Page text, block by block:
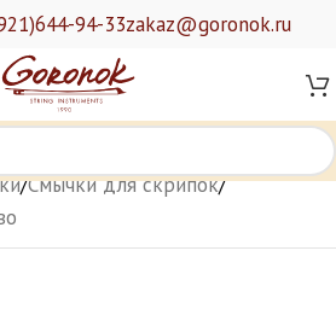
94-33zakaz@goronok.ru
/Смычки для скрипок/